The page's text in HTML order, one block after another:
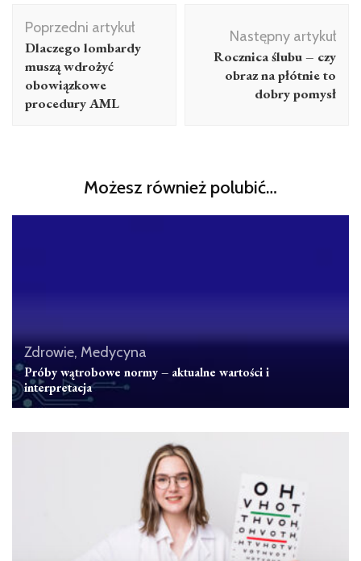
Nawigacja
wpisu
Poprzedni artykuł
Dlaczego lombardy
muszą wdrożyć
obowiązkowe
procedury AML
Następny artykuł
Rocznica ślubu – czy
obraz na płótnie to
dobry pomysł
Możesz również polubić…
Zdrowie, Medycyna
Próby wątrobowe normy – aktualne wartości i
interpretacja